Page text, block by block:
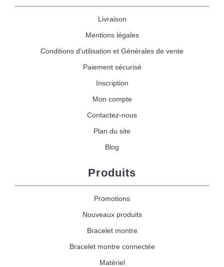
Livraison
Mentions légales
Conditions d'utilisation et Générales de vente
Paiement sécurisé
Inscription
Mon compte
Contactez-nous
Plan du site
Blog
Produits
Promotions
Nouveaux produits
Bracelet montre
Bracelet montre connectée
Matériel